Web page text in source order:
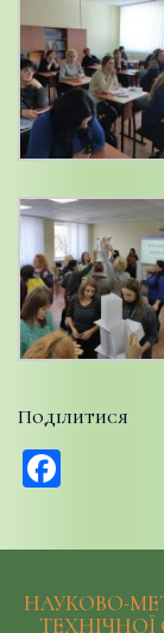
Поділитися
НАУКОВО-
ТЕХНІЧНОЇ